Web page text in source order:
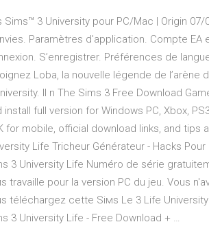
Sims™ 3 University pour PC/Mac | Origin
Paramètres d'application. Compte
S’enregistrer. Préférences de
Loba, la nouvelle légende de
Il n The Sims 3 Free Download
install full version for Windows PC, Xbox,
for mobile, official download links, and
Life Tricheur Générateur - Hacks
3 University Life Numéro de série
travaille pour la version PC du jeu. Vous
téléchargez cette Siмs Le 3 Life
3 University Life - Free Download + …